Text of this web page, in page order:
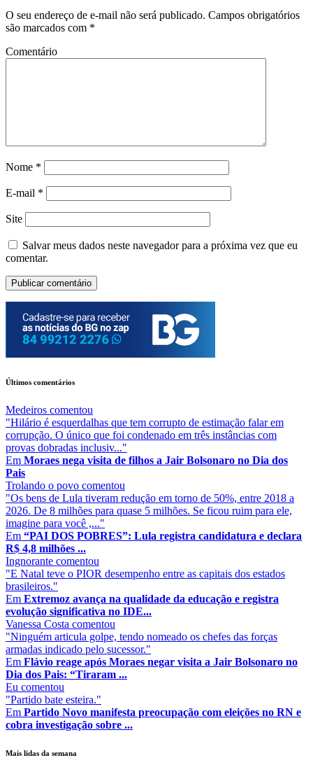
O seu endereço de e-mail não será publicado. Campos obrigatórios
são marcados com *
Comentário
Nome *
E-mail *
Site
Salvar meus dados neste navegador para a próxima vez que eu
comentar.
Últimos comentários
Medeiros comentou
"Hilário é esquerdalhas que tem corrupto de estimação falar em
corrupção. O único que foi condenado em três instâncias com
provas dobradas inclusiv..."
Em Moraes nega visita de filhos a Jair Bolsonaro no Dia dos
Pais
Trolando o povo comentou
"Os bens de Lula tiveram redução em torno de 50%, entre 2018 a
2026. De 8 milhões para quase 5 milhões. Se ficou ruim para ele,
imagine para você ,..."
Em “PAI DOS POBRES”: Lula registra candidatura e declara
R$ 4,8 milhões ...
Ingnorante comentou
"E Natal teve o PIOR desempenho entre as capitais dos estados
brasileiros."
Em Extremoz avança na qualidade da educação e registra
evolução significativa no IDE...
Vanessa Costa comentou
"Ninguém articula golpe, tendo nomeado os chefes das forças
armadas indicado pelo sucessor."
Em Flávio reage após Moraes negar visita a Jair Bolsonaro no
Dia dos Pais: “Tiraram ...
Eu comentou
"Partido bate esteira."
Em Partido Novo manifesta preocupação com eleições no RN e
cobra investigação sobre ...
Mais lidas da semana